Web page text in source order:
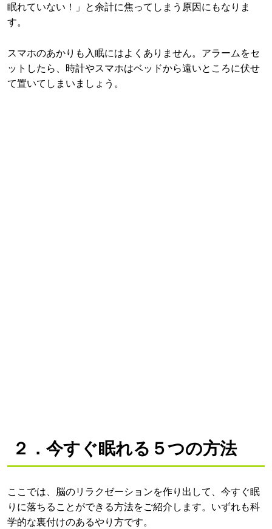
眠れていない！」と余計に焦ってしまう原因にもなりま
す。
スマホのあかりも入眠にはよくありません。アラームをセ
ットしたら、時計やスマホはベッドから遠いところに伏せ
て置いてしまいましょう。
２．今すぐ眠れる５つの方法
ここでは、脳のリラクゼーションを作り出して、今すぐ眠
りに落ちることができる方法をご紹介します。いずれも科
学的な裏付けのあるやり方です。